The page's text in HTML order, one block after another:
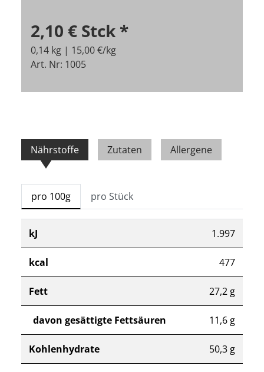
2,10 € Stck *
0,14 kg | 15,00 €/kg
Art. Nr: 1005
Nährstoffe Zutaten Allergene
pro 100g pro Stück
kJ 1.997
kcal 477
Fett 27,2 g
davon gesättigte Fettsäuren 11,6 g
Kohlenhydrate 50,3 g